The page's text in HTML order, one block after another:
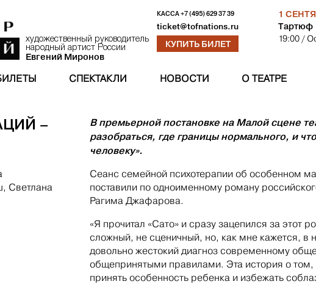
художественный руководитель
народный артист России
Евгений Миронов
КАССА+7 (495) 629 37 39
ticket@tofnations.ru
КУПИТЬ БИЛЕТ
1
Тартюф
19:00 /
СПЕКТАКЛИ НОВОСТИ О ТЕАТРЕ
–
Светлана
В премьерной постановке на Малой сцене
разобраться, где границы нормального, и
человеку».
Сеанс семейной психотерапии об особенном
поставили по одноименному роману
Рагима Джафарова.
«Я прочитал «Сато» и сразу зацепился за этот
сложный, не сценичный, но, как мне кажется, в
довольно жестокий диагноз современному
общепринятыми правилами. Эта история о том,
принять особенность ребенка и избежать